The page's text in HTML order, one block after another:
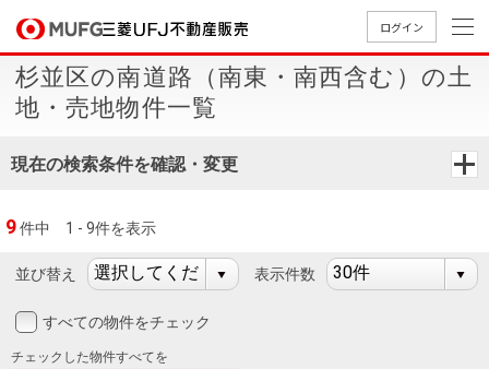
ログイン
買いたいTOP
中古
売りたいTOP
無
店舗案内TOP
店舗のご
会社情報TOP
ごあいさ
採用情報TOP
新卒採用
買いたい
売りたい
店舗案内
会社情報
採用情報
杉並区の南道路（南東・南西含む）の土
地・売地物件一覧
現在の検索条件を確認・変更
9件中 1 - 9件を表示
並び替え 表示件数
すべての物件をチェック
チェックした物件すべてを